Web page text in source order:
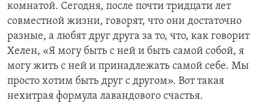
комнатой. Сегодня, после почти тридцати лет
совместной жизни, говорят, что они достаточно
разные, а любят друг друга за то, что, как говорит
Хелен, «Я могу быть с ней и быть самой собой, я
могу жить с ней и принадлежать самой себе. Мы
просто хотим быть друг с другом». Вот такая
нехитрая формула лавандового счастья.